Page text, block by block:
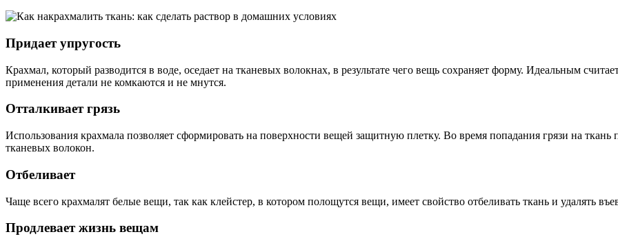
Придает упругость
Крахмал, который разводится в воде, оседает на тканевых волокнах, в результате чего вещь сохраняет форму. Идеальным
применения детали не комкаются и не мнутся.
Отталкивает грязь
Использования крахмала позволяет сформировать на поверхности вещей защитную плетку. Во время попадания грязи на ткань
тканевых волокон.
Отбеливает
Чаще всего крахмалят белые вещи, так как клейстер, в котором полощутся вещи, имеет свойство отбеливать ткань и удалять
Продлевает жизнь вещам